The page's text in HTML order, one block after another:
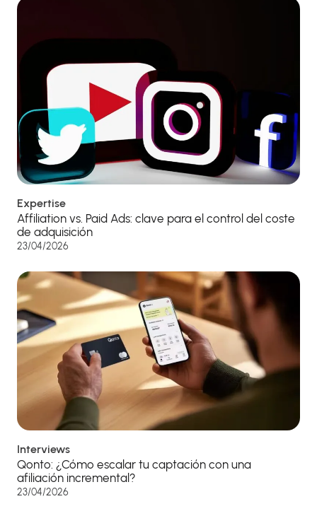
Expertise
Affiliation vs. Paid Ads: clave para el control del coste
de adquisición
23/04/2026
Interviews
Qonto: ¿Cómo escalar tu captación con una
afiliación incremental?
23/04/2026